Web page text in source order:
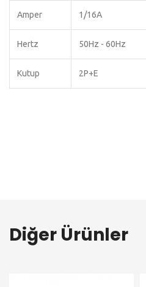
Amper 1/16A
Hertz 50Hz - 60Hz
Kutup 2P+E
Diğer Ürünler